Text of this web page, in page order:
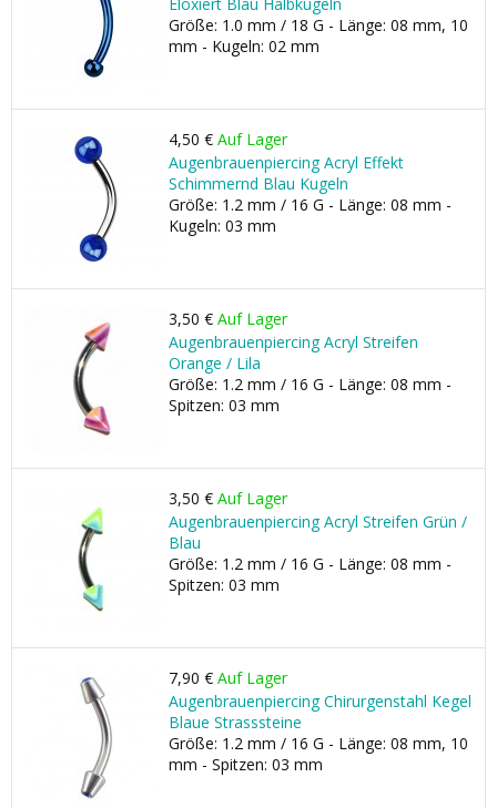
Größe: 1.0 mm / 18 G - Länge: 08 mm, 10
mm - Kugeln: 02 mm
4,50 € Auf Lager
Augenbrauenpiercing Acryl Effekt
Schimmernd Blau Kugeln
Größe: 1.2 mm / 16 G - Länge: 08 mm -
Kugeln: 03 mm
3,50 € Auf Lager
Augenbrauenpiercing Acryl Streifen
Orange / Lila
Größe: 1.2 mm / 16 G - Länge: 08 mm -
Spitzen: 03 mm
3,50 € Auf Lager
Augenbrauenpiercing Acryl Streifen Grün /
Blau
Größe: 1.2 mm / 16 G - Länge: 08 mm -
Spitzen: 03 mm
7,90 € Auf Lager
Augenbrauenpiercing Chirurgenstahl Kegel
Blaue Strasssteine
Größe: 1.2 mm / 16 G - Länge: 08 mm, 10
mm - Spitzen: 03 mm